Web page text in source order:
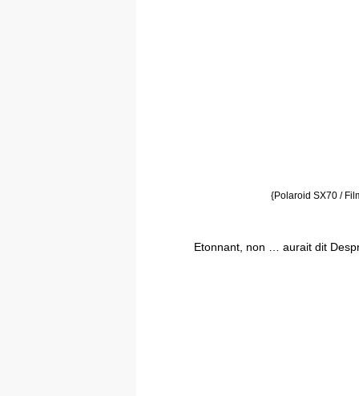
{Polaroid SX70 /
Etonnant, non … aurait dit